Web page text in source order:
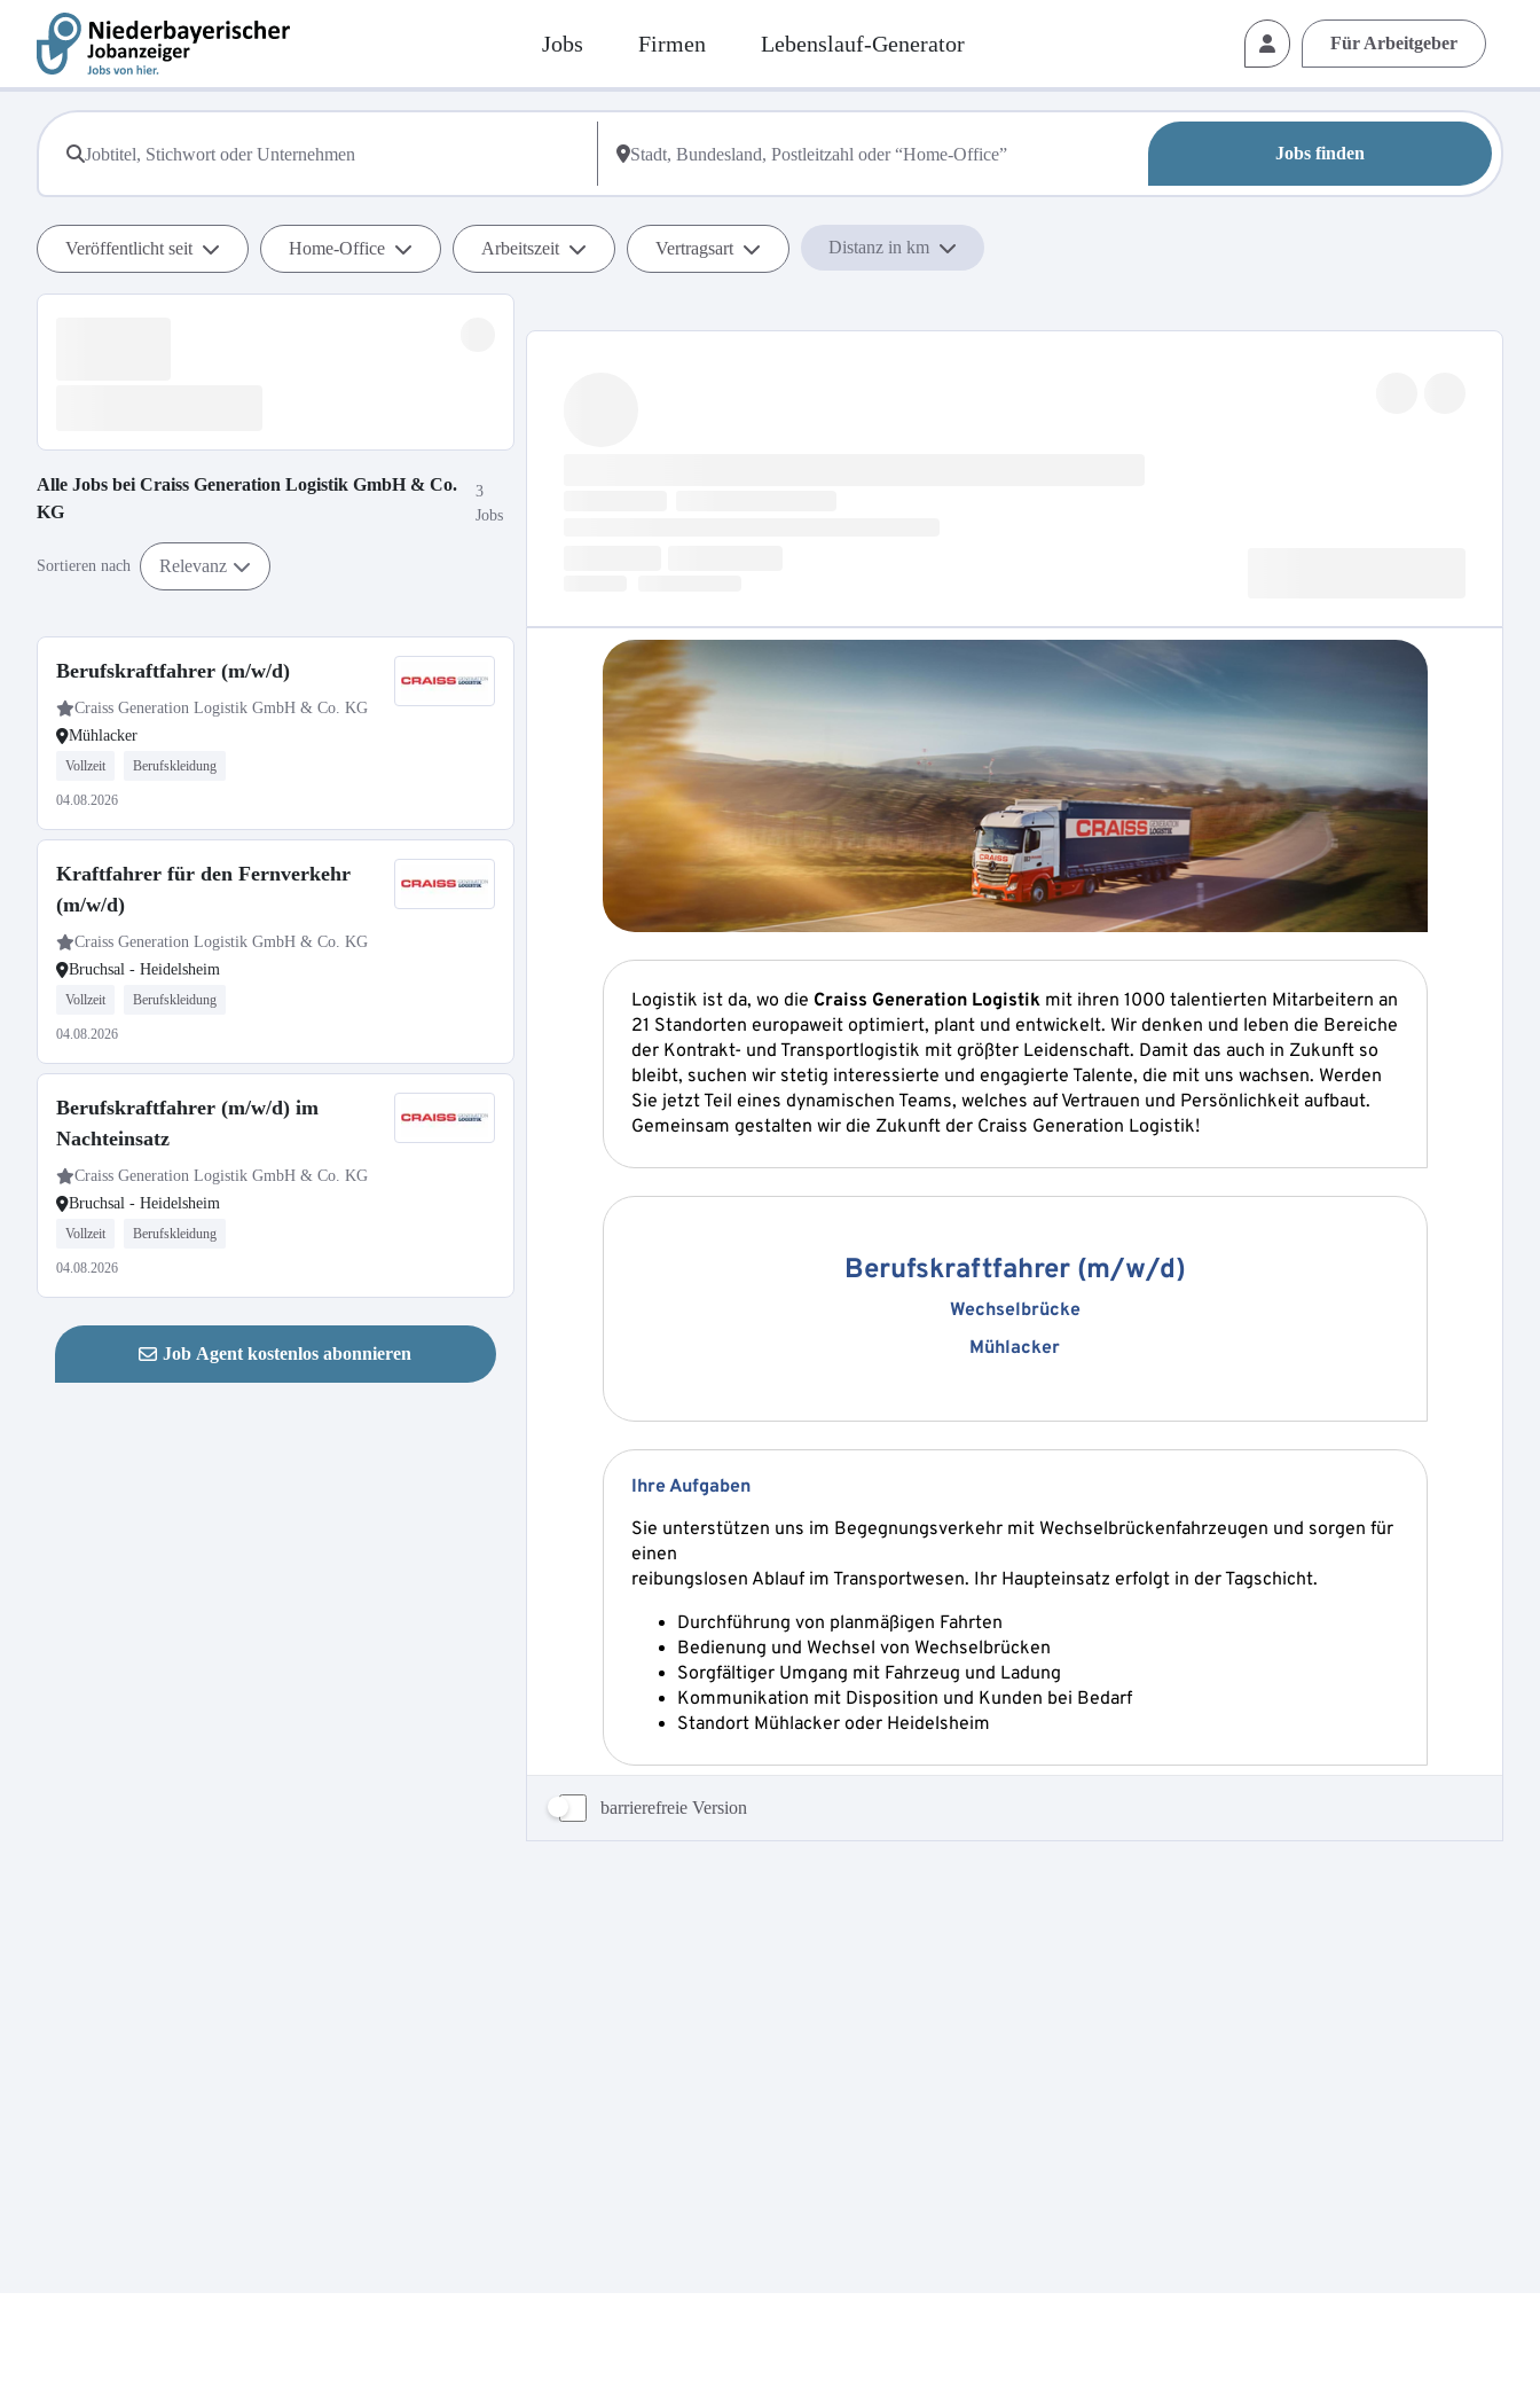
Jobs Firmen Lebenslauf-Generator Für Arbeitgeber
Jobs finden
Veröffentlicht seit Home-Office Arbeitszeit Vertragsart Distanz in km
Alle Jobs bei Craiss Generation Logistik GmbH & Co.
KG
3
Jobs
Sortieren nach Relevanz
Berufskraftfahrer (m/w/d)
Craiss Generation Logistik GmbH & Co. KG
Mühlacker
Vollzeit Berufskleidung
04.08.2026
Kraftfahrer für den Fernverkehr
(m/w/d)
Craiss Generation Logistik GmbH & Co. KG
Bruchsal - Heidelsheim
Vollzeit Berufskleidung
04.08.2026
Berufskraftfahrer (m/w/d) im
Nachteinsatz
Craiss Generation Logistik GmbH & Co. KG
Bruchsal - Heidelsheim
Vollzeit Berufskleidung
04.08.2026
Job Agent kostenlos abonnieren
barrierefreie Version